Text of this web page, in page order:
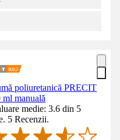
poliuretanică PRECIT
ml manuală
medie: 3.6 din 5
5 Recenzii.